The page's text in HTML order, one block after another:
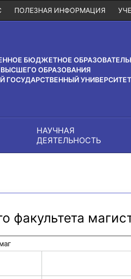
ПОЛЕЗНАЯ ИНФОРМАЦИЯ
БЮДЖЕТНОЕ
ВЫСШЕГО ОБРАЗОВАНИЯ
ГОСУДАРСТВЕННЫЙ
НАУЧНАЯ
ДЕЯТЕЛЬНОСТЬ
факультета